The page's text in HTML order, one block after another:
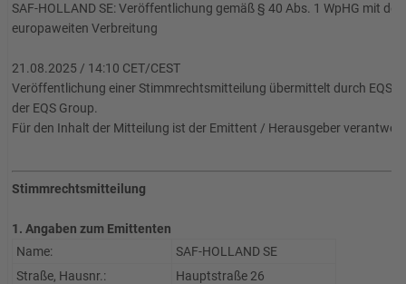
SAF-HOLLAND SE: Veröffentlichung gemäß § 40 Abs. 1 WpHG mit
europaweiten Verbreitung
21.08.2025 / 14:10 CET/CEST
Veröffentlichung einer Stimmrechtsmitteilung übermittelt durch EQS
der EQS Group.
Für den Inhalt der Mitteilung ist der Emittent / Herausgeber
Stimmrechtsmitteilung
1. Angaben zum Emittenten
Name:
SAF-HOLLAND SE
Straße, Hausnr.:
Hauptstraße 26